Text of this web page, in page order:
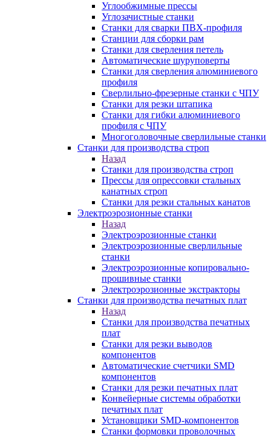
Углообжимные прессы
Углозачистные станки
Станки для сварки ПВХ-профиля
Станции для сборки рам
Станки для сверления петель
Автоматические шуруповерты
Станки для сверления алюминиевого
профиля
Сверлильно-фрезерные станки с ЧПУ
Станки для резки штапика
Станки для гибки алюминиевого
профиля с ЧПУ
Многоголовочные сверлильные станки
Станки для производства строп
Назад
Станки для производства строп
Прессы для опрессовки стальных
канатных строп
Станки для резки стальных канатов
Электроэрозионные станки
Назад
Электроэрозионные станки
Электроэрозионные сверлильные
станки
Электроэрозионные копировально-
прошивные станки
Электроэрозионные экстракторы
Станки для производства печатных плат
Назад
Станки для производства печатных
плат
Станки для резки выводов
компонентов
Автоматические счетчики SMD
компонентов
Станки для резки печатных плат
Конвейерные системы обработки
печатных плат
Установщики SMD-компонентов
Станки формовки проволочных